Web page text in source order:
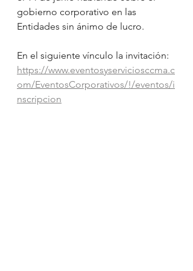
gobierno corporativo en las
Entidades sin ánimo de lucro.
En el siguiente vínculo la invitación:
https://www.eventosyserviciosccma.c
om/EventosCorporativos/!/eventos/i
nscripcion